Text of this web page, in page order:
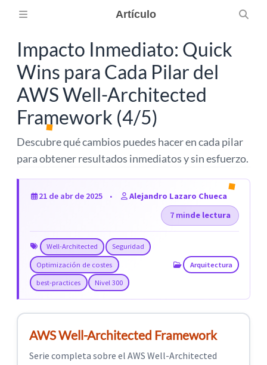
Artículo
Impacto Inmediato: Quick
Wins para Cada Pilar del
AWS Well-Architected
Framework (4/5)
Descubre qué cambios puedes hacer en cada pilar
para obtener resultados inmediatos y sin esfuerzo.
21 de abr de 2025
Alejandro Lazaro Chueca
7 minde lectura
Well-Architected Seguridad
Optimización de costes
best-practices Nivel 300
Arquitectura
AWS Well-Architected Framework
Serie completa sobre el AWS Well-Architected